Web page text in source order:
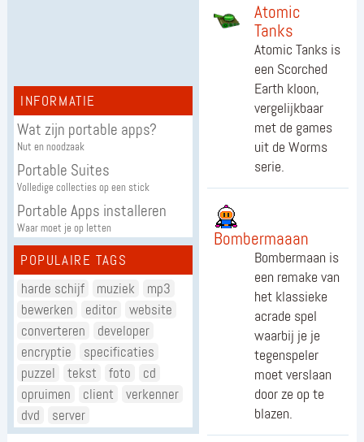
INFORMATIE
Wat zijn portable apps?
Nut en noodzaak
Portable Suites
Volledige collecties op een stick
Portable Apps installeren
Waar moet je op letten
POPULAIRE TAGS
harde schijf
muziek
mp3
bewerken
editor
website
converteren
developer
encryptie
specificaties
puzzel
tekst foto
cd
opruimen
client
verkenner
dvd
server
Atomic
Tanks
Atomic Tanks is
een Scorched
Earth kloon,
vergelijkbaar
met de games
uit de Worms
serie.
Bombermaaan
Bombermaan is
een remake van
het klassieke
acrade spel
waarbij je je
tegenspeler
moet verslaan
door ze op te
blazen.